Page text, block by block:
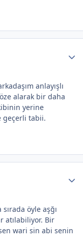
anlayışlı
alarak bir daha
yerine
geçerli tabii.
öyle aşğı
atılabiliyor. Bir
wari sin abi senin